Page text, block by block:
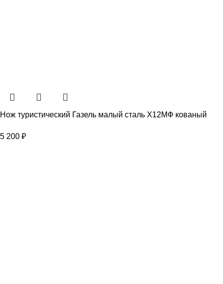
Нож туристический Газель малый сталь Х12МФ кованый
5 200 ₽